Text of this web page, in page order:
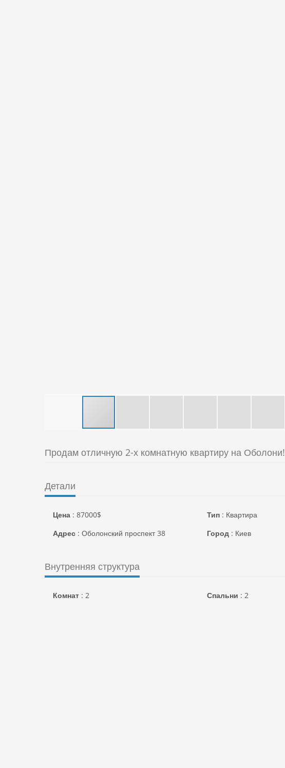
Продам отличную 2-х комнатную квартиру на Оболони!
Детали
Цена : 87000$ Тип : Квартира
Адрес : Оболонский проспект 38 Город : Киев
Внутренняя структура
Комнат : 2 Спальни : 2